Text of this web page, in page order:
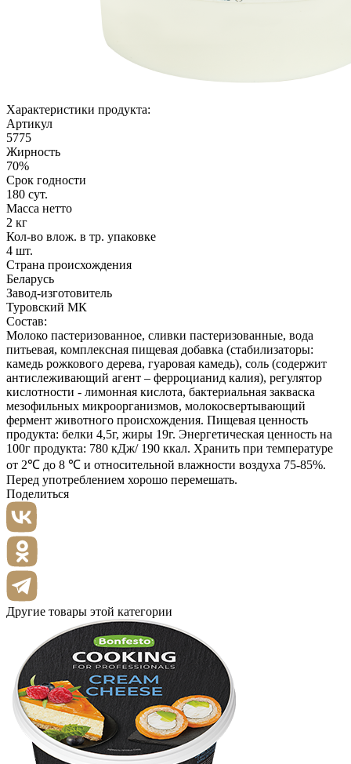
Характеристики продукта:
Артикул
5775
Жирность
70%
Срок годности
180 сут.
Масса нетто
2 кг
Кол-во влож. в тр. упаковке
4 шт.
Страна происхождения
Беларусь
Завод-изготовитель
Туровский МК
Состав:
Молоко пастеризованное, сливки пастеризованные, вода
питьевая, комплексная пищевая добавка (стабилизаторы:
камедь рожкового дерева, гуаровая камедь), соль (содержит
антислеживающий агент – ферроцианид калия), регулятор
кислотности - лимонная кислота, бактериальная закваска
мезофильных микроорганизмов, молокосвертывающий
фермент животного происхождения. Пищевая ценность
продукта: белки 4,5г, жиры 19г. Энергетическая ценность на
100г продукта: 780 кДж/ 190 ккал. Хранить при температуре
от 2℃ до 8 ℃ и относительной влажности воздуха 75-85%.
Перед употреблением хорошо перемешать.
Поделиться
Другие товары этой категории